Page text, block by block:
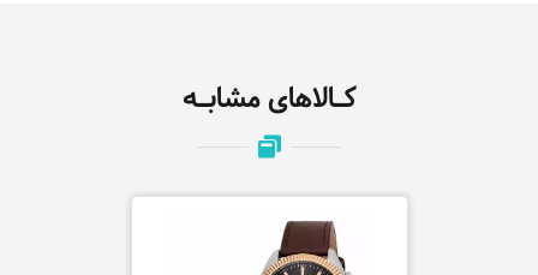
کـالاهای مشابـه